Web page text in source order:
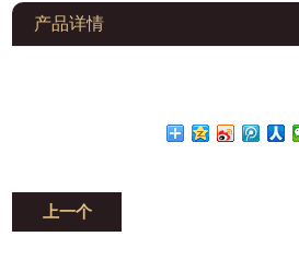
产品详情
上一个